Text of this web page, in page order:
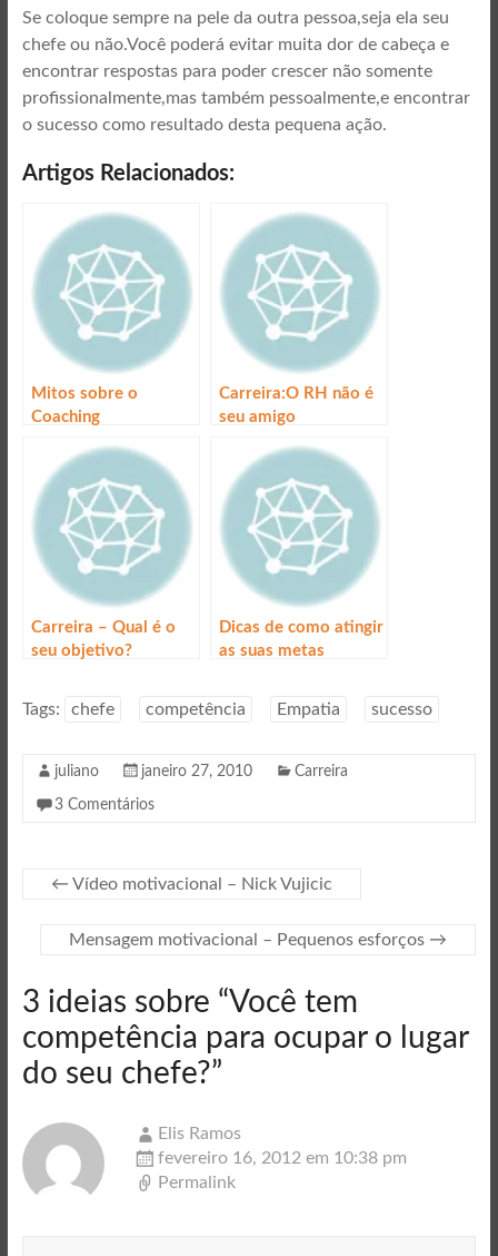
Se coloque sempre na pele da outra pessoa,seja ela seu
chefe ou não.Você poderá evitar muita dor de cabeça e
encontrar respostas para poder crescer não somente
profissionalmente,mas também pessoalmente,e encontrar
o sucesso como resultado desta pequena ação.
Artigos Relacionados:
Mitos sobre o
Coaching
Carreira:O RH não é
seu amigo
Carreira – Qual é o
seu objetivo?
Dicas de como atingir
as suas metas
Tags: chefe competência Empatia sucesso
juliano janeiro 27, 2010 Carreira
3 Comentários
← Vídeo motivacional – Nick Vujicic
Mensagem motivacional – Pequenos esforços →
3 ideias sobre “Você tem
competência para ocupar o lugar
do seu chefe?”
Elis Ramos
fevereiro 16, 2012 em 10:38 pm
Permalink